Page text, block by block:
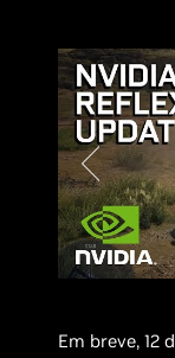
Em breve, 12